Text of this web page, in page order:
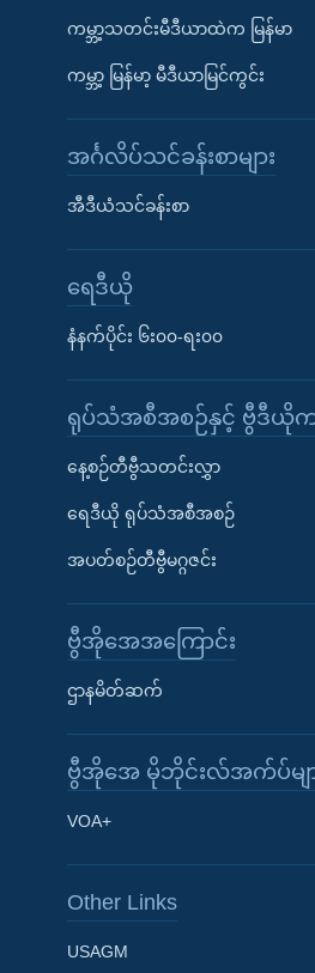
Learning English
ကမ္ဘာ့သတင်းမီဒီယာထဲက မြန်မာ
ကမ္ဘာ့ မြန်မာ့ မီဒီယာမြင်ကွင်း
အင်္ဂလိပ်သင်ခန်းစာများ
အီဒီယံသင်ခန်းစာ
ရေဒီယို
နံနက်ပိုင်း ၆း၀၀-ရး၀၀
ရုပ်သံအစီအစဉ်နှင့် ဗွီဒီယိုကဏ္
နေ့စဉ်တီဗွီသတင်းလွှာ
ရေဒီယို ရုပ်သံအစီအစဉ်
အပတ်စဉ်တီဗွီမဂ္ဂဇင်း
ဗွီအိုအေအကြောင်း
ဌာနမိတ်ဆက်
ဗွီအိုအေ မိုဘိုင်းလ်အက်ပ်မျ
VOA+
Other Links
USAGM